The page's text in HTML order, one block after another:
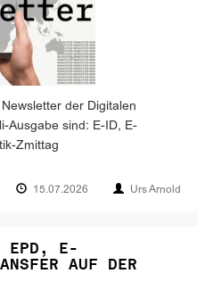
der Digitalen
Ausgabe sind: E-ID, E-
Zmittag
15.07.2026 Urs Arnold
EPD, E-
AUF DER